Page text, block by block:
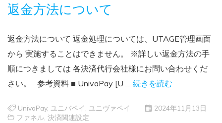
返金方法について
返金方法について 返金処理については、UTAGE管理画面
から 実施することはできません。 ※詳しい返金方法の手
順につきましては 各決済代行会社様にお問い合わせくだ
さい。 参考資料 ■ UnivaPay [U … 続きを読む
UnivaPay, ユニバペイ ユニヴァペイ
2024年11月13日
ファネル 決済関連設定